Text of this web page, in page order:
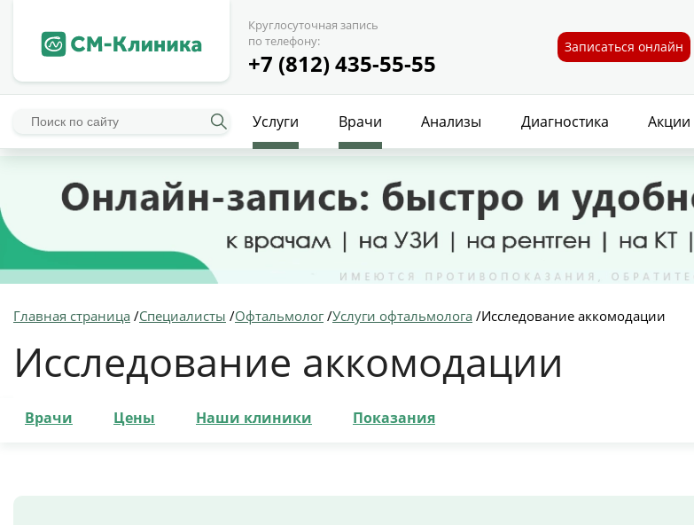
Круглосуточная запись
по телефону:
+7 (812) 435-55-55
Записаться онлайн
Услуги Врачи Анализы Диагностика Акции
Главная страница /Специалисты /Офтальмолог/Услуги офтальмолога /Исследование аккомодации
Исследование аккомодации
Врачи Цены Наши клиники Показания